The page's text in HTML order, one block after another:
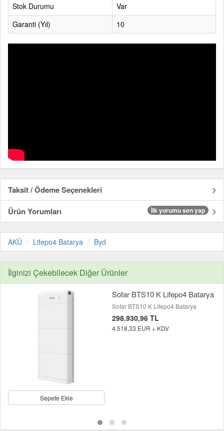
Stok Durumu
Var
Garanti (Yıl)
10
Taksit / Ödeme Seçenekleri
Ürün Yorumları
İlk yorumu sen yap
AKÜ Lifepo4 Batarya Byd
İlginizi Çekebilecek Diğer Ürünler
Sepete Ekle
Sofar BTS10 K Lifepo4 Batarya
Sofar BTS10 K Lifepo4 Batarya
298.930,96 TL
4.518,33 EUR + KDV